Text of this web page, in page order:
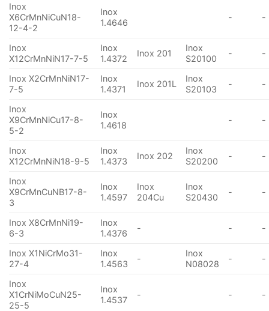
Inox
X6CrMnNiCuN18-
12-4-2
Inox
1.4646
- -
Inox
X12CrMnNiN17-7-5
Inox
1.4372
Inox 201
Inox
S20100
- -
Inox X2CrMnNiN17-
7-5
Inox
1.4371
Inox 201L
Inox
S20103
- -
Inox
X9CrMnNiCu17-8-
5-2
Inox
1.4618
- -
Inox
X12CrMnNiN18-9-5
Inox
1.4373
Inox 202
Inox
S20200
- -
Inox
X9CrMnCuNB17-8-
3
Inox
1.4597
Inox
204Cu
Inox
S20430
- -
Inox X8CrMnNi19-
6-3
Inox
1.4376
- - -
Inox X1NiCrMo31-
27-4
Inox
1.4563
-
Inox
N08028
- -
Inox
X1CrNiMoCuN25-
25-5
Inox
1.4537
- - -